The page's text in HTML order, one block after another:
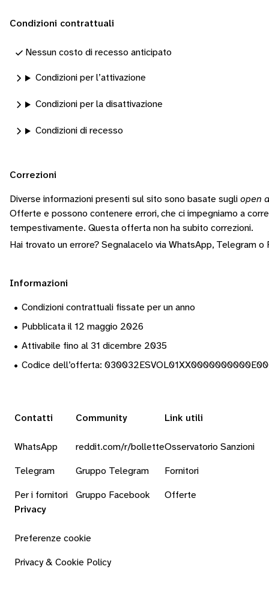
Condizioni contrattuali
Nessun costo di recesso anticipato
Condizioni per l’attivazione
Condizioni per la disattivazione
Condizioni di recesso
Correzioni
Diverse informazioni presenti sul sito sono basate sugli open
Offerte e possono contenere errori, che ci impegniamo a
tempestivamente. Questa offerta non ha subito correzioni.
Hai trovato un errore? Segnalacelo via WhatsApp, Telegram o
Informazioni
• Condizioni contrattuali fissate per un anno
• Pubblicata il 12 maggio 2026
• Attivabile fino al 31 dicembre 2035
• Codice dell’offerta:
Contatti
WhatsApp
Telegram
Per i fornitori
Community
reddit.com/r/bollette
Gruppo Telegram
Gruppo Facebook
Link utili
Osservatorio Sanzioni
Fornitori
Offerte
Privacy
Preferenze cookie
Privacy & Cookie Policy